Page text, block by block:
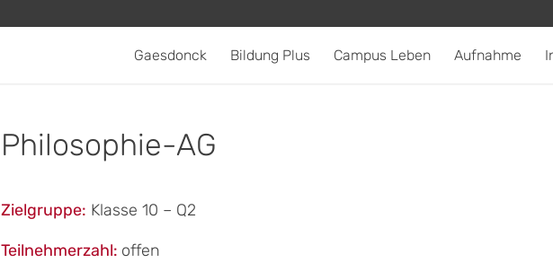
Gaesdonck Bildung Plus Campus Leben Aufnahme
Philosophie-AG
Zielgruppe: Klasse 10 – Q2
Teilnehmerzahl: offen